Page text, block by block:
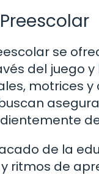
se
del juego
motrices
de la
ritmos de